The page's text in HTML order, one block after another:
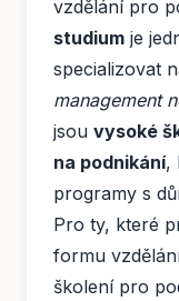
vzdělání pro
studium je
specializovat
management
jsou vysoké
na podnikání,
programy s
Pro ty, které
formu
školení pro